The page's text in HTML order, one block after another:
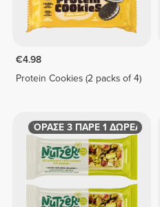
€4.98
Protein Cookies (2 packs of 4)
ΑΓΟΡΑΣΕ 3 ΠΑΡΕ 1 ΔΩΡΕΑΝ